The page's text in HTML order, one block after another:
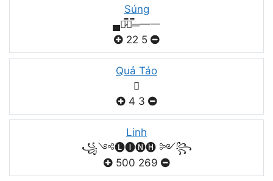
Súng
▄︻̷̿┻̿═━一
22 5
Quả Táo

4 3
Linh
꧁༺🅛🅘🅝🅗 ༻꧂
500 269